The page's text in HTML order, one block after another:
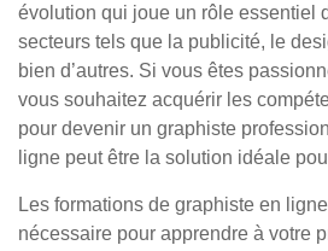
évolution qui joue un rôle essentiel
secteurs tels que la publicité, le
bien d’autres. Si vous êtes
vous souhaitez acquérir les
pour devenir un graphiste
ligne peut être la solution idéale
Les formations de graphiste en
nécessaire pour apprendre à votre